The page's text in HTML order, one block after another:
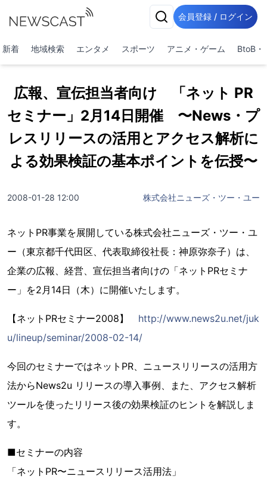
会員登録 / ログイン
新着 地域検索 エンタメ スポーツ アニメ・ゲーム BtoB・
広報、宣伝担当者向け 「ネット PR
セミナー」2月14日開催 〜News・プ
レスリリースの活用とアクセス解析に
よる効果検証の基本ポイントを伝授〜
2008-01-28 12:00 株式会社ニューズ・ツー・ユー
ネットPR事業を展開している株式会社ニューズ・ツー・ユ
ー（東京都千代田区、代表取締役社長：神原弥奈子）は、
企業の広報、経営、宣伝担当者向けの「ネットPRセミナ
ー」を2月14日（木）に開催いたします。
【ネットPRセミナー2008】 http://www.news2u.net/juk
u/lineup/seminar/2008-02-14/
今回のセミナーではネットPR、ニュースリリースの活用方
法からNews2u リリースの導入事例、また、アクセス解析
ツールを使ったリリース後の効果検証のヒントを解説しま
す。
■セミナーの内容
「ネットPR〜ニュースリリース活用法」